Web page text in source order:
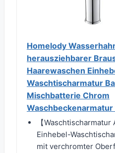
Homelody
herausziehbarer
Haarewaschen
Waschtischarmatur
Mischbatterie Chrom
【Waschtischarmatur
Einhebel-
mit verchromter